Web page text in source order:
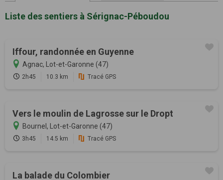
Liste des sentiers à Sérignac-Péboudou
Iffour, randonnée en Guyenne
Agnac, Lot-et-Garonne (47)
2h45 10.3 km Tracé GPS
Vers le moulin de Lagrosse sur le Dropt
Bournel, Lot-et-Garonne (47)
3h45 14.5 km Tracé GPS
La balade du Colombier